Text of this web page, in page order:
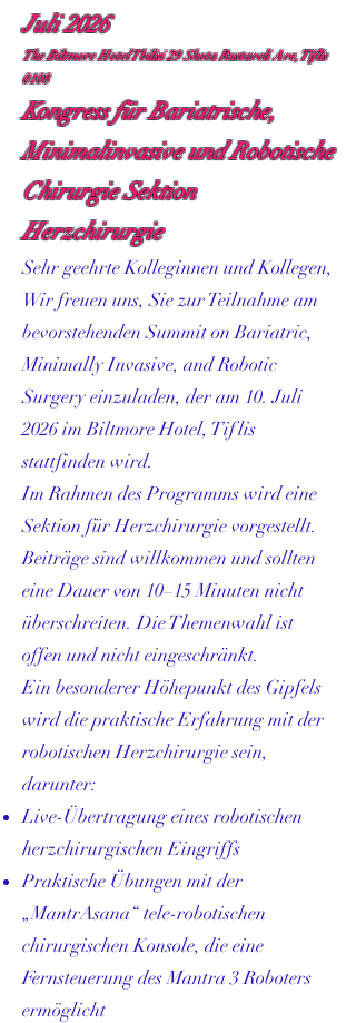
Juli 2026
The Biltmore Hotel Tbilisi 29 Shota Rustaveli Ave, Tiflis
0108
Kongress für Bariatrische,
Minimalinvasive und Robotische
Chirurgie Sektion
Herzchirurgie
Sehr geehrte Kolleginnen und Kollegen,
Wir freuen uns, Sie zur Teilnahme am
bevorstehenden Summit on Bariatric,
Minimally Invasive, and Robotic
Surgery einzuladen, der am 10. Juli
2026 im Biltmore Hotel, Tiflis
stattfinden wird.
Im Rahmen des Programms wird eine
Sektion für Herzchirurgie vorgestellt.
Beiträge sind willkommen und sollten
eine Dauer von 10–15 Minuten nicht
überschreiten. Die Themenwahl ist
offen und nicht eingeschränkt.
Ein besonderer Höhepunkt des Gipfels
wird die praktische Erfahrung mit der
robotischen Herzchirurgie sein,
darunter:
Live-Übertragung eines robotischen
herzchirurgischen Eingriffs
Praktische Übungen mit der
„MantrAsana“ tele-robotischen
chirurgischen Konsole, die eine
Fernsteuerung des Mantra 3 Roboters
ermöglicht